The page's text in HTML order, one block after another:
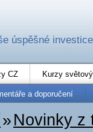
úspěšné investice
CZ Kurzy
a doporučení
» Novinky z